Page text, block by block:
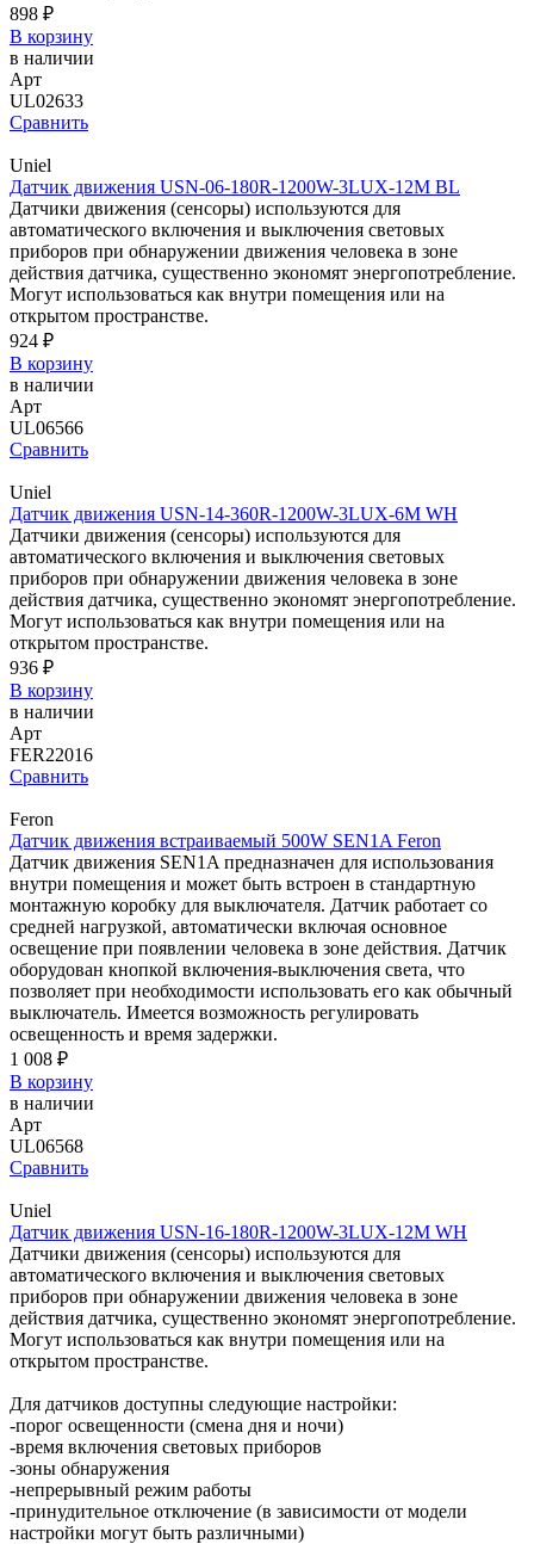
898 ₽
В корзину
в наличии
Арт
UL02633
Сравнить
Uniel
Датчик движения USN-06-180R-1200W-3LUX-12M BL
Датчики движения (сенсоры) используются для
автоматического включения и выключения световых
приборов при обнаружении движения человека в зоне
действия датчика, существенно экономят энергопотребление.
Могут использоваться как внутри помещения или на
открытом пространстве.
924 ₽
В корзину
в наличии
Арт
UL06566
Сравнить
Uniel
Датчик движения USN-14-360R-1200W-3LUX-6M WH
Датчики движения (сенсоры) используются для
автоматического включения и выключения световых
приборов при обнаружении движения человека в зоне
действия датчика, существенно экономят энергопотребление.
Могут использоваться как внутри помещения или на
открытом пространстве.
936 ₽
В корзину
в наличии
Арт
FER22016
Сравнить
Feron
Датчик движения встраиваемый 500W SEN1A Feron
Датчик движения SEN1A предназначен для использования
внутри помещения и может быть встроен в стандартную
монтажную коробку для выключателя. Датчик работает со
средней нагрузкой, автоматически включая основное
освещение при появлении человека в зоне действия. Датчик
оборудован кнопкой включения-выключения света, что
позволяет при необходимости использовать его как обычный
выключатель. Имеется возможность регулировать
освещенность и время задержки.
1 008 ₽
В корзину
в наличии
Арт
UL06568
Сравнить
Uniel
Датчик движения USN-16-180R-1200W-3LUX-12M WH
Датчики движения (сенсоры) используются для
автоматического включения и выключения световых
приборов при обнаружении движения человека в зоне
действия датчика, существенно экономят энергопотребление.
Могут использоваться как внутри помещения или на
открытом пространстве.
Для датчиков доступны следующие настройки:
-порог освещенности (смена дня и ночи)
-время включения световых приборов
-зоны обнаружения
-непрерывный режим работы
-принудительное отключение (в зависимости от модели
настройки могут быть различными)